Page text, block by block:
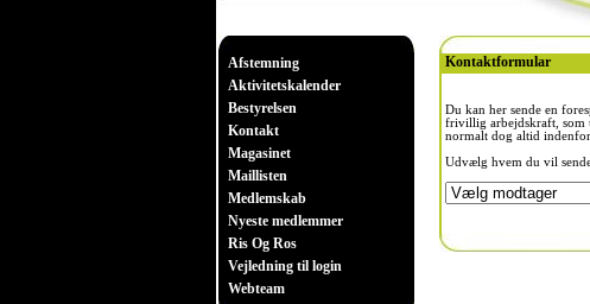
Afstemning
Aktivitetskalender
Bestyrelsen
Kontakt
Magasinet
Maillisten
Medlemskab
Nyeste medlemmer
Ris Og Ros
Vejledning til login
Webteam
Kontaktformular
Du kan her sende en
frivillig arbejdskraft, som
normalt dog altid
Udvælg hvem du vil